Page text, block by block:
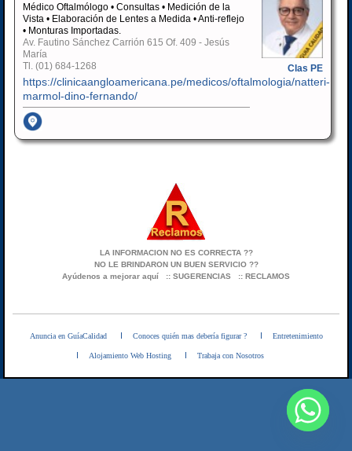
Clas PE
Médico Oftalmólogo • Consultas • Medición de la
Vista • Elaboración de Lentes a Medida • Anti-reflejo
• Monturas Importadas.
Av. Fautino Sánchez Carrión 615 Of. 409 - Jesús
María
Tl.(01) 684-1268
https://clinicaangloamericana.pe/medicos/oftalmologia/natteri-
marmol-dino-fernando/
LA INFORMACION NO ES CORRECTA ??
NO LE BRINDARON UN BUEN SERVICIO ??
Ayúdenos a mejorar aquí :: SUGERENCIAS :: RECLAMOS
Anuncia en GuíaCalidad Conoces quién mas debería figurar ? Entretenimiento
Alojamiento Web Hosting Trabaja con Nosotros